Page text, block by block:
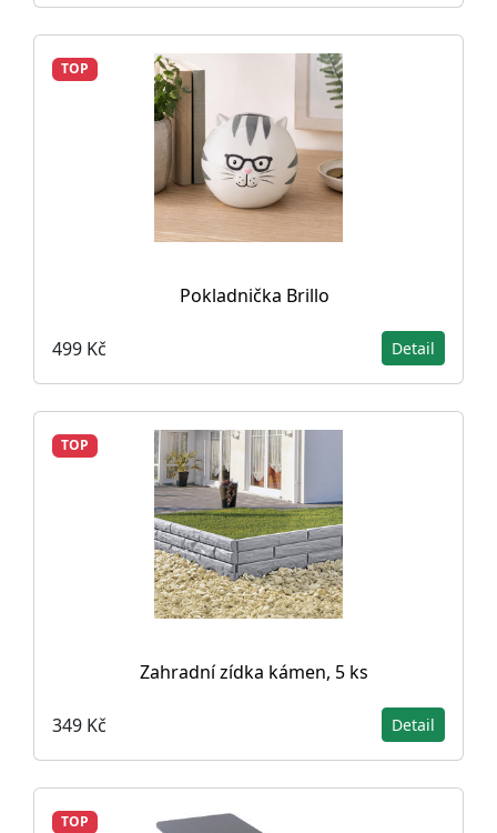
TOP
Pokladnička Brillo
499 Kč Detail
TOP
Zahradní zídka kámen, 5 ks
349 Kč Detail
TOP